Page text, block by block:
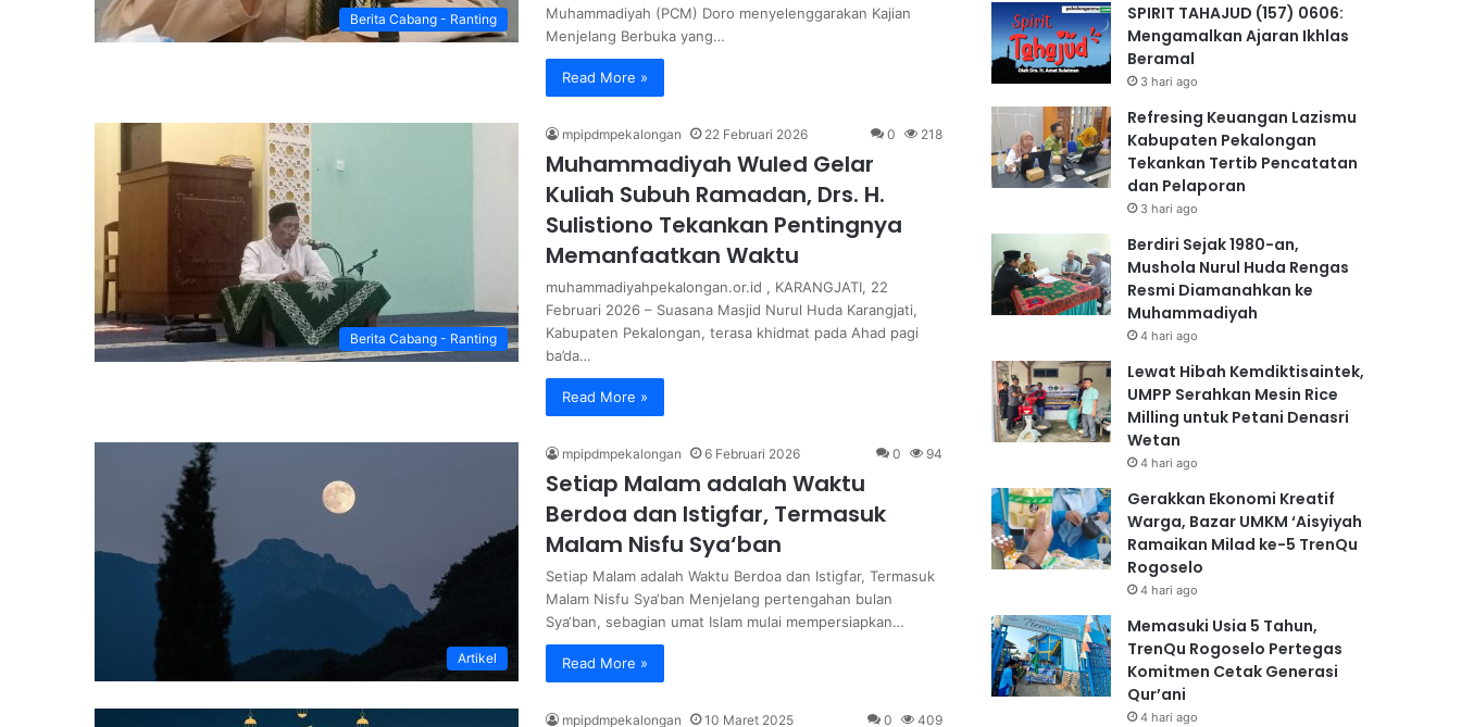
Berita Cabang - Ranting
Muhammadiyah (PCM) Doro menyelenggarakan Kajian
Menjelang Berbuka yang…
Read More »
Berita Cabang - Ranting
mpipdmpekalongan 22 Februari 2026 0 218
Muhammadiyah Wuled Gelar
Kuliah Subuh Ramadan, Drs. H.
Sulistiono Tekankan Pentingnya
Memanfaatkan Waktu
muhammadiyahpekalongan.or.id , KARANGJATI, 22
Februari 2026 – Suasana Masjid Nurul Huda Karangjati,
Kabupaten Pekalongan, terasa khidmat pada Ahad pagi
ba’da…
Read More »
Artikel
mpipdmpekalongan 6 Februari 2026 0 94
Setiap Malam adalah Waktu
Berdoa dan Istigfar, Termasuk
Malam Nisfu Sya‘ban
Setiap Malam adalah Waktu Berdoa dan Istigfar, Termasuk
Malam Nisfu Sya‘ban Menjelang pertengahan bulan
Sya‘ban, sebagian umat Islam mulai mempersiapkan…
Read More »
mpipdmpekalongan 10 Maret 2025 0 409
SPIRIT TAHAJUD (157) 0606:
Mengamalkan Ajaran Ikhlas
Beramal
3 hari ago
Refresing Keuangan Lazismu
Kabupaten Pekalongan
Tekankan Tertib Pencatatan
dan Pelaporan
3 hari ago
Berdiri Sejak 1980-an,
Mushola Nurul Huda Rengas
Resmi Diamanahkan ke
Muhammadiyah
4 hari ago
Lewat Hibah Kemdiktisaintek,
UMPP Serahkan Mesin Rice
Milling untuk Petani Denasri
Wetan
4 hari ago
Gerakkan Ekonomi Kreatif
Warga, Bazar UMKM ‘Aisyiyah
Ramaikan Milad ke-5 TrenQu
Rogoselo
4 hari ago
Memasuki Usia 5 Tahun,
TrenQu Rogoselo Pertegas
Komitmen Cetak Generasi
Qur’ani
4 hari ago